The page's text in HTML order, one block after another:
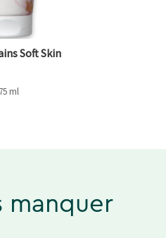
Soft Skin
75 ml
manquer